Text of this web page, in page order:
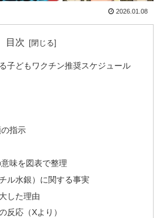
2026.01.08
目次
子どもワクチン推奨スケジュール
指示
意味を図表で整理
ル水銀）に関する事実
した理由
反応（Xより）